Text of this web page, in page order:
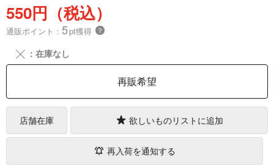
550円（税込）
通販ポイント： 5pt獲得 ？
╳ ：在庫なし
再販希望
店舗在庫 欲しいものリストに追加
再入荷を通知する